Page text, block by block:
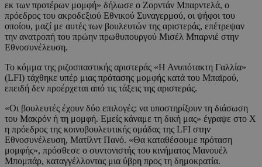
εκ των προτέρων μομφή» δήλωσε ο Ζορντάν Μπαρντελά, ο
πρόεδρος του ακροδεξιού Εθνικού Συναγερμού, οι ψήφοι του
οποίου, μαζί με αυτές των βουλευτών της αριστεράς, επέτρεψαν
την ανατροπή του πρώην πρωθυπουργού Μισέλ Μπαρνιέ στην
Εθνοσυνέλευση.
Το κόμμα της ριζοσπαστικής αριστεράς «Η Ανυπότακτη Γαλλία»
(LFI) τάχθηκε υπέρ μιας πρότασης μομφής κατά του Μπαϊρού,
επειδή δεν προέρχεται από τις τάξεις της αριστεράς.
«Οι βουλευτές έχουν δύο επιλογές: να υποστηρίξουν τη διάσωση
του Μακρόν ή τη μομφή. Εμείς κάναμε τη δική μας» έγραψε στο X
η πρόεδρος της κοινοβουλευτικής ομάδας της LFI στην
Εθνοσυνέλευση, Ματίλντ Πανό. «Θα καταθέσουμε πρόταση
μομφής», πρόσθεσε ο συντονιστής του κινήματος Μανουέλ
Μπομπάρ, καταγγέλλοντας μια ύβρη προς τη δημοκρατία.